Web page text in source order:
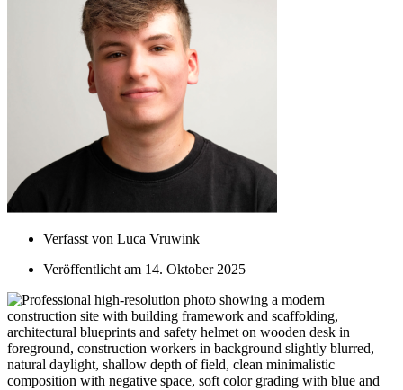
Verfasst von Luca Vruwink
Veröffentlicht am 14. Oktober 2025